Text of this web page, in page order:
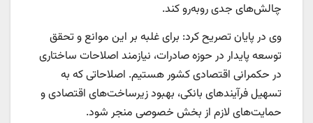
چالش‌های جدی روبه‌رو کند.
وی در پایان تصریح کرد: برای غلبه بر این موانع و تحقق
توسعه پایدار در حوزه صادرات، نیازمند اصلاحات ساختاری
در حکمرانی اقتصادی کشور هستیم. اصلاحاتی که به
تسهیل فرآیندهای بانکی، بهبود زیرساخت‌های اقتصادی و
حمایت‌های لازم از بخش خصوصی منجر شود.